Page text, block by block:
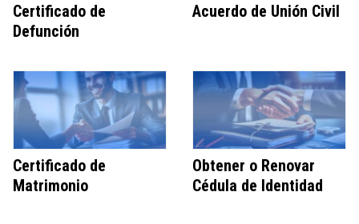
Certificado de
Defunción
Acuerdo de Unión Civil
Certificado de
Matrimonio
Obtener o Renovar
Cédula de Identidad